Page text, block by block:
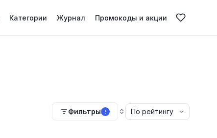
Категории Журнал Промокоды и акции
Фильтры !